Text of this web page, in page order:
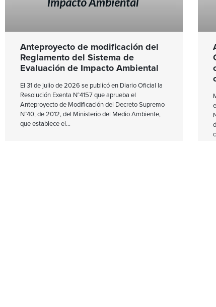
Anteproyecto de modificación del
Reglamento del Sistema de
Evaluación de Impacto Ambiental
El 31 de julio de 2026 se publicó en Diario Oficial la
Resolución Exenta N°4157 que aprueba el
Anteproyecto de Modificación del Decreto Supremo
N°40, de 2012, del Ministerio del Medio Ambiente,
que establece el